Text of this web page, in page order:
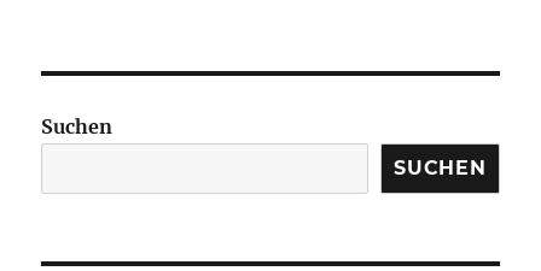
Suchen
SUCHEN